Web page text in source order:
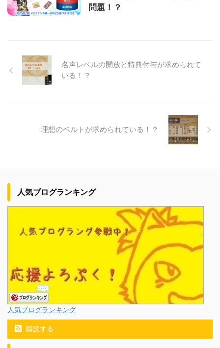
問題！？
名声レベルの開放と特典付与が求められて
いる！？
理想のベルトが求められている！？
人気ブログランキング
人気ブログランキング
購読する